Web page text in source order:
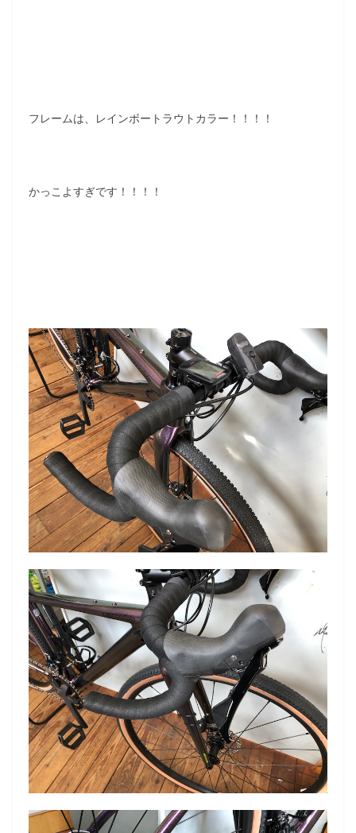
フレームは、レインボートラウトカラー！！！！
かっこよすぎです！！！！